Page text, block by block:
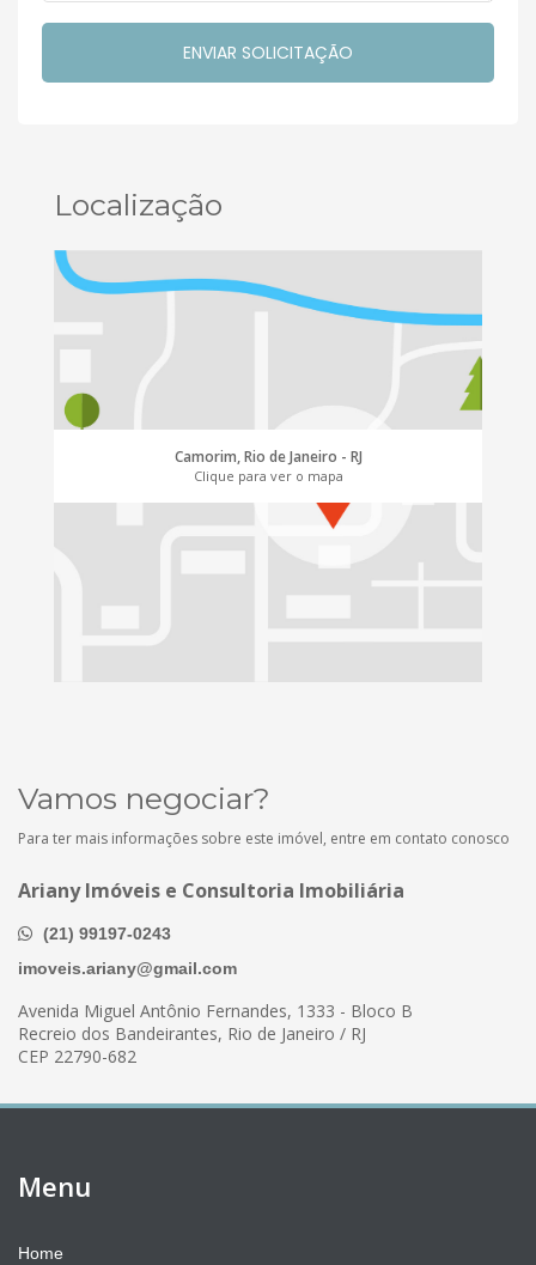
Localização
Camorim, Rio de Janeiro - RJ
Clique para ver o mapa
Vamos negociar?
Para ter mais informações sobre este imóvel, entre em contato conosco
Ariany Imóveis e Consultoria Imobiliária
(21) 99197-0243
imoveis.ariany@gmail.com
Avenida Miguel Antônio Fernandes, 1333 - Bloco B
Recreio dos Bandeirantes, Rio de Janeiro / RJ
CEP 22790-682
Menu
Home